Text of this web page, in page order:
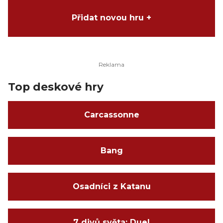
Přidat novou hru +
Top deskové hry
Carcassonne
Bang
Osadníci z Katanu